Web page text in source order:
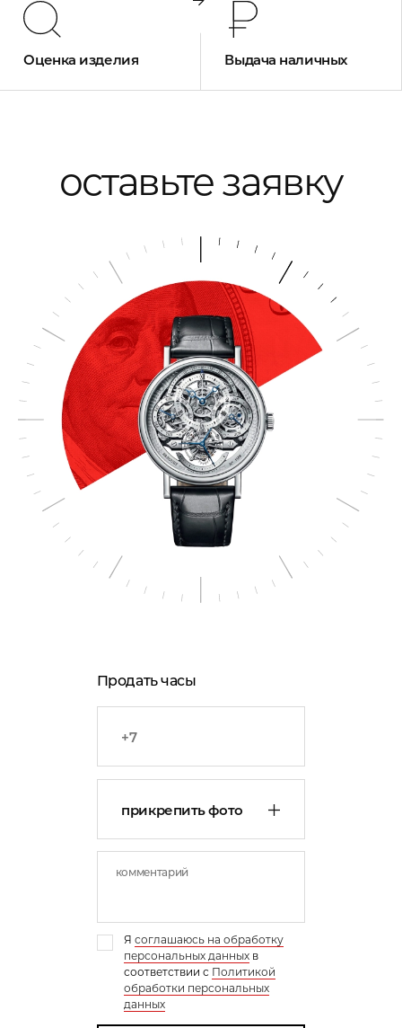
Оценка изделия Выдача наличных
оставьте заявку
Продать часы
прикрепить фото
Я соглашаюсь на обработку
персональных данныхв
соответствии с Политикой
обработки персональных
данных